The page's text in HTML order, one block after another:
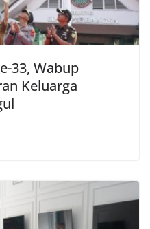
33, Wabup
Keluarga